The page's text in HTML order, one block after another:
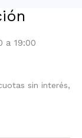
a 19:00
sin interés,